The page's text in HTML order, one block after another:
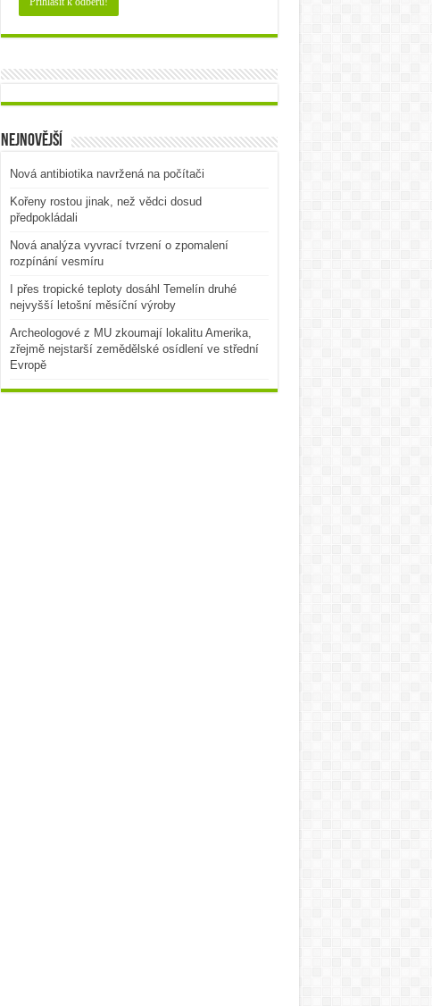
Nejnovější
Nová antibiotika navržená na počítači
Kořeny rostou jinak, než vědci dosud
předpokládali
Nová analýza vyvrací tvrzení o zpomalení
rozpínání vesmíru
I přes tropické teploty dosáhl Temelín druhé
nejvyšší letošní měsíční výroby
Archeologové z MU zkoumají lokalitu Amerika,
zřejmě nejstarší zemědělské osídlení ve střední
Evropě